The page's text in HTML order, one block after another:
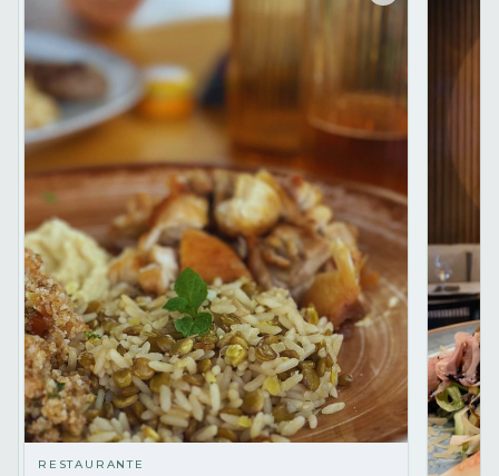
RESTAURANTE